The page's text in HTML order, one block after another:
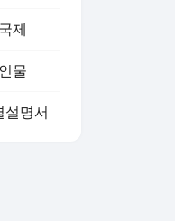
국제
인물
설명서